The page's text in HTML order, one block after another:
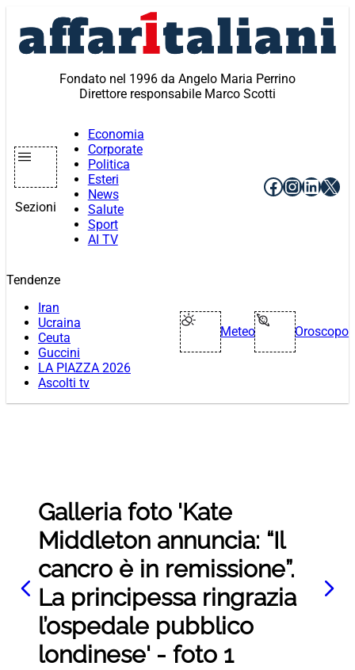
contenuto
Fondato nel 1996 da Angelo Maria Perrino
Direttore responsabile Marco Scotti
Sezioni
Economia
Corporate
Politica
Esteri
News
Salute
Sport
AI TV
Facebook
X
Tendenze
Iran
Ucraina
Ceuta
Guccini
LA PIAZZA 2026
Ascolti tv
Meteo Oroscopo
Galleria foto 'Kate
Middleton annuncia: “Il
cancro è in remissione”.
La principessa ringrazia
l’ospedale pubblico
londinese' - foto 1